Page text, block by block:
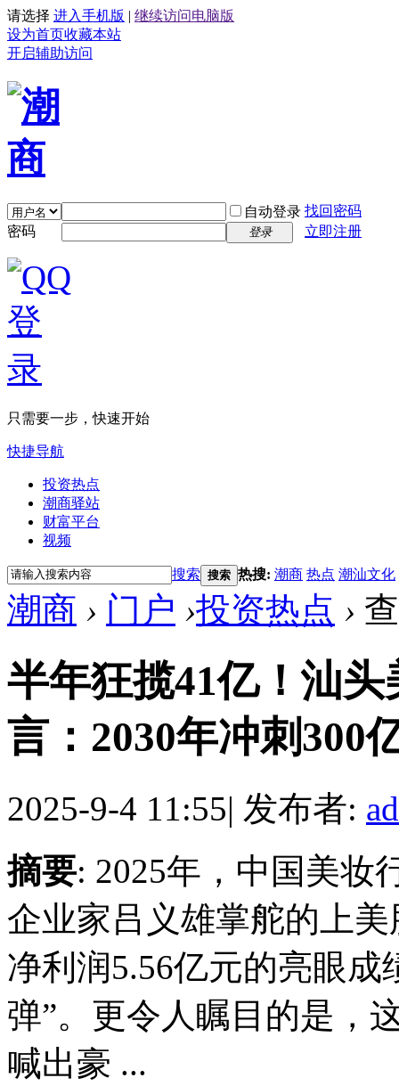
请选择 进入手机版 | 继续访问电脑版
设为首页收藏本站
开启辅助访问
自动登录 找回密码
密码
登录 立即注册
只需要一步，快速开始
快捷导航
投资热点
潮商驿站
财富平台
视频
搜索 搜索 热搜: 潮商 热点 潮汕文化
潮商 › 门户 ›投资热点 ›
半年狂揽41亿！汕
言：2030年冲刺300
2025-9-4 11:55| 发布者:
摘要: 2025年，中国美
企业家吕义雄掌舵的上
净利润5.56亿元的亮眼
弹”。更令人瞩目的是，
喊出豪 ...